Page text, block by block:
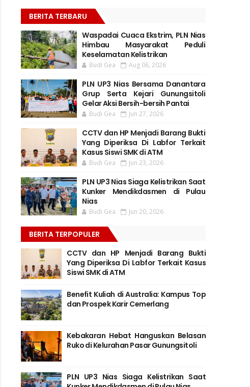
BERITA TERBARU
Waspadai Cuaca Ekstrim, PLN Nias
Himbau Masyarakat Peduli
Keselamatan Kelistrikan
Budi Gea Aug 06, 2026
PLN UP3 Nias Bersama Danantara
Grup Serta Kejari Gunungsitoli
Gelar Aksi Bersih-bersih Pantai
Budi Gea Jun 27, 2026
CCTV dan HP Menjadi Barang Bukti
Yang Diperiksa Di Labfor Terkait
Kasus Siswi SMK di ATM
Budi Gea Jun 23, 2026
PLN UP3 Nias Siaga Kelistrikan Saat
Kunker Mendikdasmen di Pulau
Nias
Budi Gea Jun 20, 2026
BERITA TERPOPULER
CCTV dan HP Menjadi Barang Bukti
Yang Diperiksa Di Labfor Terkait Kasus
Siswi SMK di ATM
Benefit Kuliah di Australia: Kampus Top
dan Prospek Karir Cemerlang
Kebakaran Hebat Hanguskan Belasan
Ruko di Kelurahan Pasar Gunungsitoli
PLN UP3 Nias Siaga Kelistrikan Saat